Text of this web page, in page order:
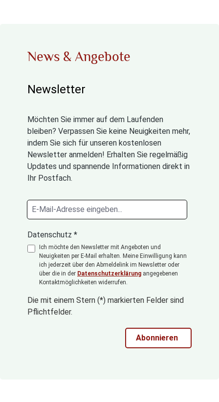
News & Angebote
Newsletter
Möchten Sie immer auf dem Laufenden
bleiben? Verpassen Sie keine Neuigkeiten mehr,
indem Sie sich für unseren kostenlosen
Newsletter anmelden! Erhalten Sie regelmäßig
Updates und spannende Informationen direkt in
Ihr Postfach.
Datenschutz *
Ich möchte den Newsletter mit Angeboten und
Neuigkeiten per E-Mail erhalten. Meine Einwilligung kann
ich jederzeit über den Abmeldelink im Newsletter oder
über die in der Datenschutzerklärung angegebenen
Kontaktmöglichkeiten widerrufen.
Die mit einem Stern (*) markierten Felder sind
Pflichtfelder.
Abonnieren